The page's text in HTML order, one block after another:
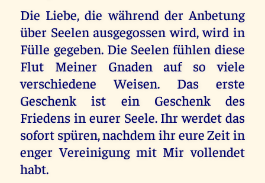
Die Liebe, die während der Anbetung
über Seelen ausgegossen wird, wird in
Fülle gegeben. Die Seelen fühlen diese
Flut Meiner Gnaden auf so viele
verschiedene Weisen. Das erste
Geschenk ist ein Geschenk des
Friedens in eurer Seele. Ihr werdet das
sofort spüren, nachdem ihr eure Zeit in
enger Vereinigung mit Mir vollendet
habt.